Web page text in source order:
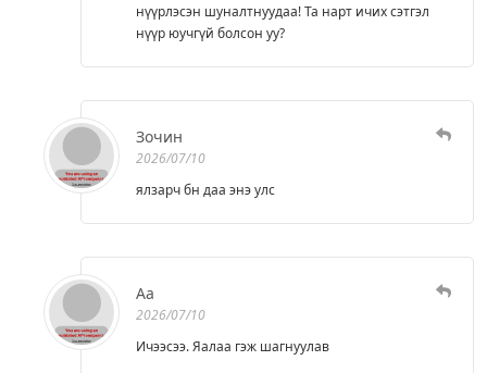
нүүрлэсэн шуналтнуудаа! Та нарт ичих сэтгэл
нүүр юучгүй болсон уу?
Зочин
2026/07/10
ялзарч бн даа энэ улс
Аа
2026/07/10
Ичээсээ. Яалаа гэж шагнуулав